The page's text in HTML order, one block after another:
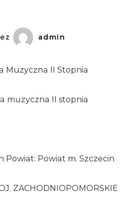
admin
Muzyczna II Stopnia
muzyczna II stopnia
Powiat: Powiat m. Szczecin
ZACHODNIOPOMORSKIE